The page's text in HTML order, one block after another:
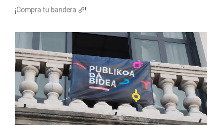
¡Compra tu bandera !